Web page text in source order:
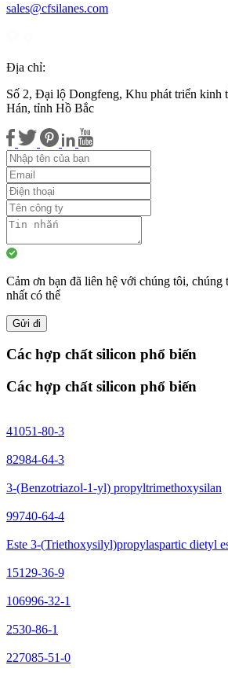
sales@cfsilanes.com
Địa chỉ:
Số 2, Đại lộ Dongfeng, Khu phát triển kinh
Hán, tỉnh Hồ Bắc
Cảm ơn bạn đã liên hệ với chúng tôi, chúng
nhất có thể
Gửi đi
Các hợp chất silicon phổ biến
Các hợp chất silicon phổ biến
41051-80-3
82984-64-3
3-(Benzotriazol-1-yl) propyltrimethoxysilan
99740-64-4
Este 3-(Triethoxysilyl)propylaspartic dietyl
15129-36-9
106996-32-1
2530-86-1
227085-51-0